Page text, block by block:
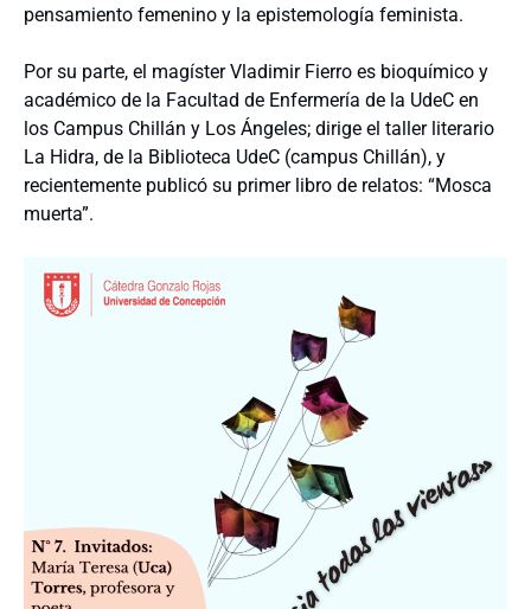
pensamiento femenino y la epistemología feminista.
Por su parte, el magíster Vladimir Fierro es bioquímico y
académico de la Facultad de Enfermería de la UdeC en
los Campus Chillán y Los Ángeles; dirige el taller literario
La Hidra, de la Biblioteca UdeC (campus Chillán), y
recientemente publicó su primer libro de relatos: “Mosca
muerta”.